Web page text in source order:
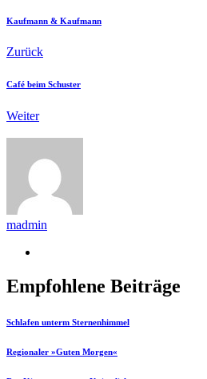
Kaufmann & Kaufmann
Zurück
Café beim Schuster
Weiter
madmin
Empfohlene Beiträge
Schlafen unterm Sternenhimmel
Regionaler »Guten Morgen«